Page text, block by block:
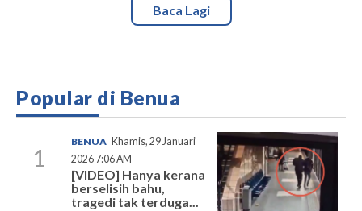
Baca Lagi
Popular di Benua
1
BENUA Khamis, 29 Januari
2026 7:06 AM
[VIDEO] Hanya kerana
berselisih bahu,
tragedi tak terduga...